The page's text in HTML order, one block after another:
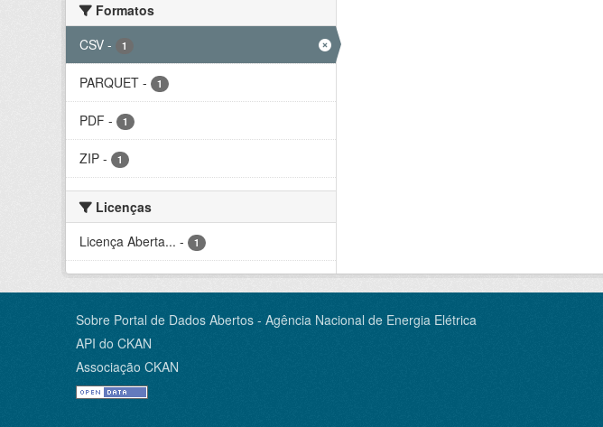
Formatos
CSV - 1
PARQUET - 1
PDF - 1
ZIP - 1
Licenças
Licença Aberta... - 1
Sobre Portal de Dados Abertos - Agência Nacional de Energia Elétrica
API do CKAN
Associação CKAN